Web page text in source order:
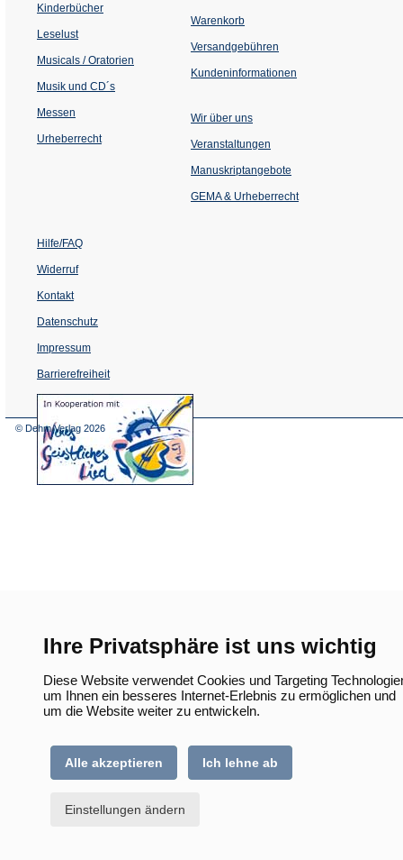
Ihre Privatsphäre ist uns wichtig
Diese Website verwendet Cookies und Targeting
um Ihnen ein besseres Internet-Erlebnis zu ermöglichen und
um die Website weiter zu entwickeln.
Alle akzeptieren Ich lehne ab
Einstellungen ändern
Kinderbücher
Leselust
Musicals / Oratorien
Musik und CD´s
Messen
Urheberrecht
Warenkorb
Versandgebühren
Kundeninformationen
Wir über uns
Veranstaltungen
einem
Tab)
Manuskriptangebote
GEMA & Urheberrecht
Hilfe/FAQ
Widerruf
Kontakt
Datenschutz
Impressum
Barrierefreiheit
(Öffnet
in
© Dehm Verlag 2026